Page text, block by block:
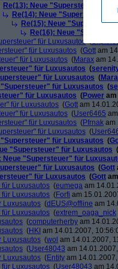
Re(13): Neue "Supersteuer" für
Re(14): Neue "Supersteuer"
Re(15): Neue
Re(16): Neue
für Luxusautos(Slipknot
für Luxusautos (Gott am
für Luxusautos (Marax am
für Luxusautos (
für Luxusautos (
"Supersteuer" für Luxusautos (
für Luxusautos (Power am
für Luxusautos (Gott am
für Luxusautos (User6465
für Luxusautos (Pfrnak am
für Luxusautos (
"Supersteuer" für Luxusautos (
"Supersteuer" für Luxusautos (
Neue "Supersteuer" für
für Luxusautos (Gott
für Luxusautos (Gott
für Luxusautos (eumega am
für Luxusautos (Forfi am
Luxusautos (dEUS@offline am
für Luxusautos (extrem_oaga_nick
(computerherby am
(HKI am 14.01.2007,
Luxusautos (wol am 14.01.2007,
(User48043 am
Luxusautos (Entity am
für Luxusautos (User48043 am